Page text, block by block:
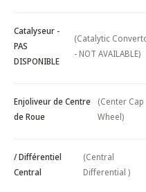
Catalyseur -
PAS
DISPONIBLE
(Catalytic
- NOT AVAILABLE)
Enjoliveur de Centre
de Roue
(Center Cap
Wheel)
/ Différentiel
Central
(Central
Differential )